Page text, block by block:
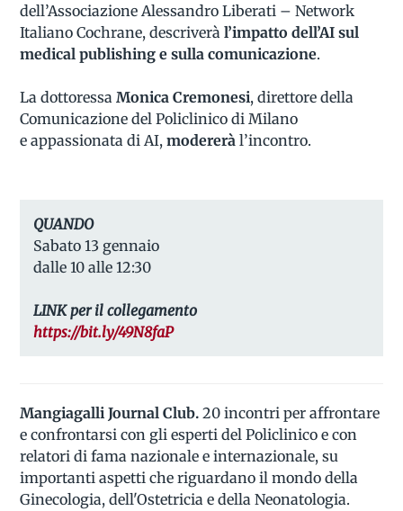
dell’Associazione Alessandro Liberati – Network
Italiano Cochrane, descriveràl’impatto dell’AI sul
medical publishing e sulla comunicazione.
La dottoressaMonica Cremonesi, direttore della
Comunicazione del Policlinico di Milano
e appassionata di AI,modererà l’incontro.
QUANDO
Sabato 13 gennaio
dalle 10 alle 12:30
LINK per il collegamento
https://bit.ly/49N8faP
Mangiagalli Journal Club.20 incontri per affrontare
e confrontarsi con gli esperti del Policlinico e con
relatori di fama nazionale e internazionale, su
importanti aspetti che riguardano il mondo della
Ginecologia, dell'Ostetricia e della Neonatologia.